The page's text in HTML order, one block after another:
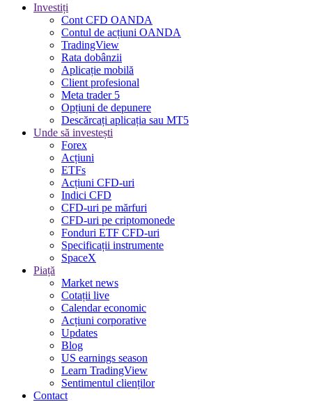
Investiți
Cont CFD OANDA
Contul de acțiuni OANDA
TradingView
Rata dobânzii
Aplicație mobilă
Client profesional
Meta trader 5
Opțiuni de depunere
Descărcați aplicația sau MT5
Unde să investești
Forex
Acțiuni
ETFs
Acțiuni CFD-uri
Indici CFD
CFD-uri pe mărfuri
CFD-uri pe criptomonede
Fonduri ETF CFD-uri
Specificații instrumente
SpaceX
Piață
Market news
Cotații live
Calendar economic
Acțiuni corporative
Updates
Blog
US earnings season
Learn TradingView
Sentimentul clienților
Contact